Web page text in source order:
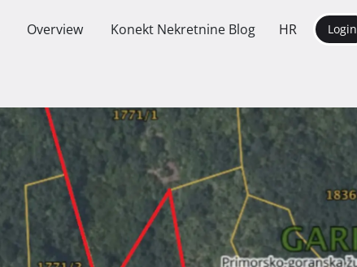
Overview Konekt Nekretnine Blog HR Login